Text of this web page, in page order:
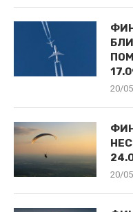
20/
20/